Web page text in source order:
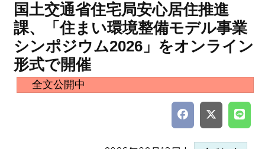
国土交通省住宅局安心居住推進
課、「住まい環境整備モデル事業
シンポジウム2026」をオンライン
形式で開催
全文公開中